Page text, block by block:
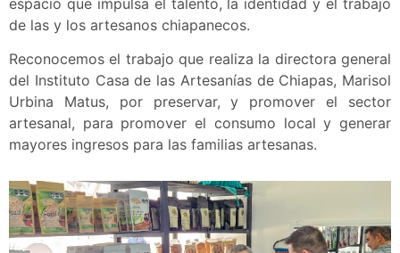
espacio que impulsa el talento, la identidad y el trabajo
de las y los artesanos chiapanecos.
Reconocemos el trabajo que realiza la directora general
del Instituto Casa de las Artesanías de Chiapas, Marisol
Urbina Matus, por preservar, y promover el sector
artesanal, para promover el consumo local y generar
mayores ingresos para las familias artesanas.